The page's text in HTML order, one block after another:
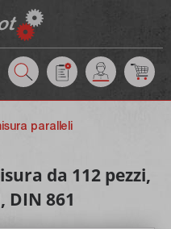
paralleli
da 112 pezzi,
DIN 861